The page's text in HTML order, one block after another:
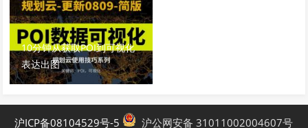
10分钟从获取POI到可视化
表达出图
沪ICP备08104529号-5 沪公网安备 31011002004607号